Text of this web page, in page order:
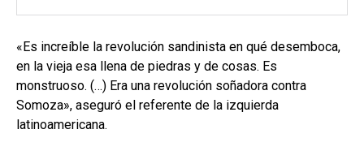
«Es increíble la revolución sandinista en qué desemboca,
en la vieja esa llena de piedras y de cosas. Es
monstruoso. (…) Era una revolución soñadora contra
Somoza», aseguró el referente de la izquierda
latinoamericana.